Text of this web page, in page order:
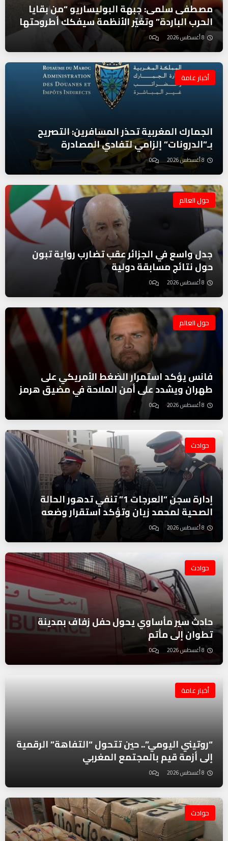
مصطفى سلمى: جبهة البوليساريو “من بقايا
الحرب الباردة” وتغيّر الأنظمة سيفكك أطروحتها
8 أغسطس 2026 0
أخبار عامة
الجمارك المغربية تحذر المسافرين: التصريح
بـ”الدرونات” إلزامي لتفادي المصادرة
8 أغسطس 2026 0
حول العالم
جدل واسع في الجزائر عقب تضارب رواية تبون
حول نتائج مسابقة دولية
8 أغسطس 2026 0
حول العالم
فانس يؤكد استمرار الضغط الأمريكي على
طهران ويشدد على أمن الملاحة في مضيق هرمز
8 أغسطس 2026 0
حوادث
إدارة سجن “العرجات 1” تنفي تدهور الحالة
الصحية لمحمد زيان وتؤكد استقرار وضعه
8 أغسطس 2026 0
حوادث
حادث سير مأساوي يحول حفل زفاف بمدينة
تطوان إلى مأتم
8 أغسطس 2026 0
أخبار عامة
“روتيني اليومي”.. حين تتحول “التفاهة” الرقمية
إلى أزمة قيم بالمجتمع المغربي
8 أغسطس 2026 0
حوادث